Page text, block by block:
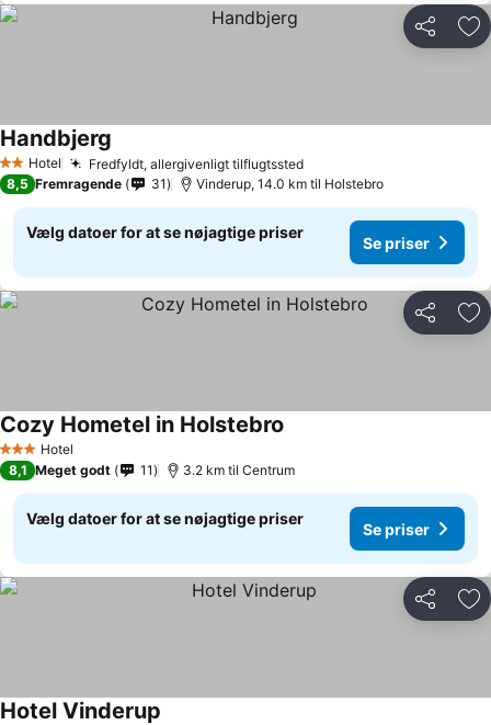
Del
2 Stjerner
Hotel Fredfyldt, allergivenligt tilflugtssted
Handbjerg
8,5 Fremragende 31 Vinderup, 14.0 km til Holstebro
Vælg datoer for at se nøjagtige priser
Se priser
Del
3 StjernerHotel
Cozy Hometel in Holstebro
8,1 Meget godt 11 3.2 km til Centrum
Vælg datoer for at se nøjagtige priser
Se priser
Del
Hotel Vinderup